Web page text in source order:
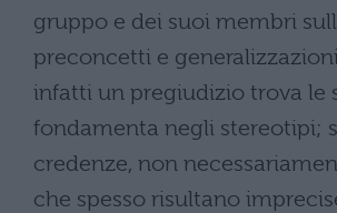
gruppo e dei suoi membri
preconcetti e
infatti un pregiudizio trova le
fondamenta negli stereotipi;
credenze, non
che spesso risultano